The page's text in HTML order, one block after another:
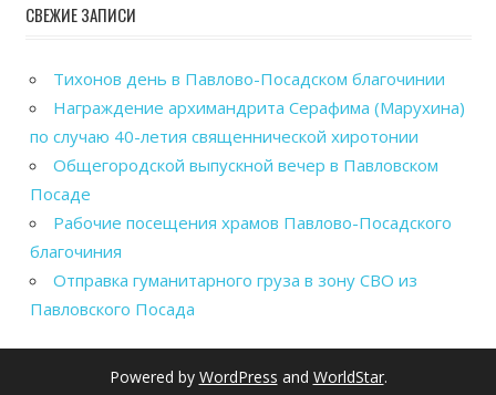
СВЕЖИЕ ЗАПИСИ
Тихонов день в Павлово-Посадском благочинии
Награждение архимандрита Серафима (Марухина)
по случаю 40-летия священнической хиротонии
Общегородской выпускной вечер в Павловском
Посаде
Рабочие посещения храмов Павлово-Посадского
благочиния
Отправка гуманитарного груза в зону СВО из
Павловского Посада
Powered by WordPress and WorldStar.